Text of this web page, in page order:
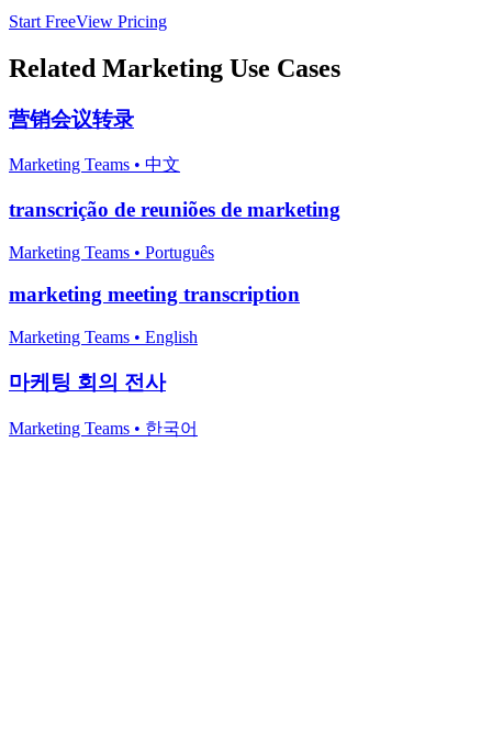
Start FreeView Pricing
Related Marketing Use Cases
营销会议转录
Marketing Teams • 中文
transcrição de reuniões de marketing
Marketing Teams • Português
marketing meeting transcription
Marketing Teams • English
마케팅 회의 전사
Marketing Teams • 한국어